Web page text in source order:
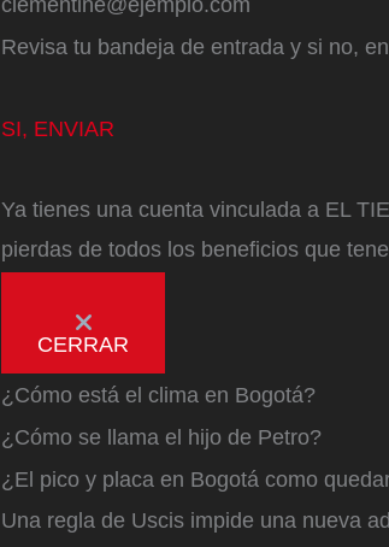
clementine@ejemplo.com
Revisa tu bandeja de entrada y si no,
SI, ENVIAR
Ya tienes una cuenta vinculada a EL
pierdas de todos los beneficios que
CERRAR
¿Cómo está el clima en Bogotá?
¿Cómo se llama el hijo de Petro?
¿El pico y placa en Bogotá como
Una regla de Uscis impide una nueva